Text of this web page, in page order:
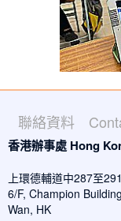
聯絡資料
香港辦事處 Hong
上環德輔道中287至
6/F, Champion
Wan, HK